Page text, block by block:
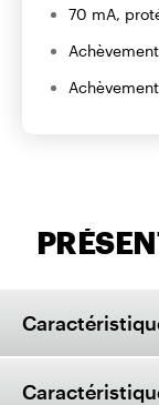
70 mA,